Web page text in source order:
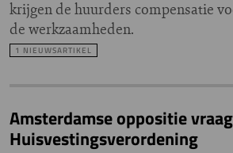
krijgen de huurders compensatie
de werkzaamheden.
1 NIEUWSARTIKEL
Amsterdamse oppositie
Huisvestingsverordening